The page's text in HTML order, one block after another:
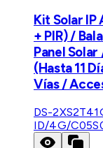
Kit Solar IP
+ PIR) /
Panel
(Hasta 11
Vías /
DS-
ID/4G/